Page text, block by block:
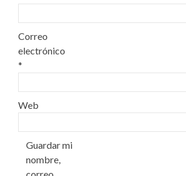
Correo
electrónico
*
Web
Guardar mi
nombre,